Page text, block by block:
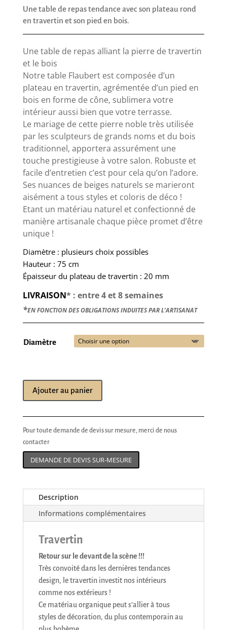
Une table de repas tendance avec son plateau rond
en travertin et son pied en bois.
Une table de repas alliant la pierre de travertin
et le bois
Notre table Flaubert est composée d’un
plateau en travertin, agrémentée d’un pied en
bois en forme de cône, sublimera votre
intérieur aussi bien que votre terrasse.
Le mariage de cette pierre noble très utilisée
par les sculpteurs de grands noms et du bois
traditionnel, apportera assurément une
touche prestigieuse à votre salon. Robuste et
facile d’entretien c’est pour cela qu’on l’adore.
Ses nuances de beiges naturels se marieront
aisément a tous styles et coloris de déco !
Etant un matériau naturel et confectionné de
manière artisanale chaque pièce promet d’être
unique !
Diamètre : plusieurs choix possibles
Hauteur : 75 cm
Épaisseur du plateau de travertin : 20 mm
LIVRAISON* : entre 4 et 8 semaines
*EN FONCTION DES OBLIGATIONS INDUITES PAR L’ARTISANAT
Diamètre
Ajouter au panier
Pour toute demande de devis sur mesure, merci de nous
contacter
DEMANDE DE DEVIS SUR-MESURE
Description
Informations complémentaires
Travertin
Retour sur le devant de la scène !!!
Très convoité dans les dernières tendances
design, le travertin investit nos intérieurs
comme nos extérieurs !
Ce matériau organique peut s’allier à tous
styles de décoration, du plus contemporain au